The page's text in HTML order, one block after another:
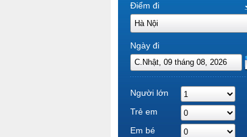
Điểm đi
Ngày đi
Người lớn
Trẻ em
Em bé